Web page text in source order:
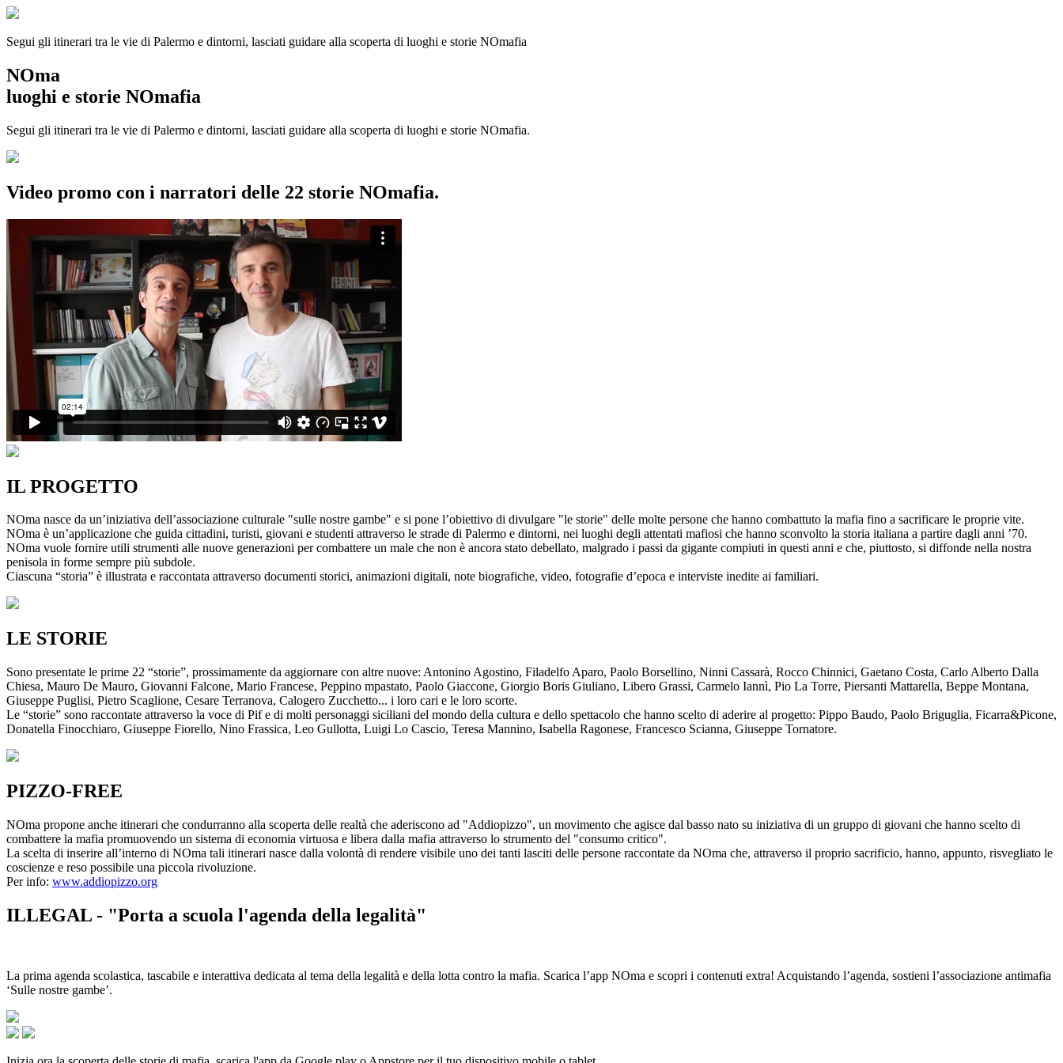
Segui gli itinerari tra le vie di Palermo e dintorni, lasciati guidare alla scoperta di luoghi e storie NOmafia
NOma
luoghi e storie NOmafia
Segui gli itinerari tra le vie di Palermo e dintorni, lasciati guidare alla scoperta di luoghi e storie NOmafia.
Video promo con i narratori delle 22 storie NOmafia.
IL PROGETTO
NOma nasce da un’iniziativa dell’associazione culturale "sulle nostre gambe" e si pone l’obiettivo di divulgare "le storie" delle molte persone che hanno combattuto la mafia fino a sacrificare le proprie vite.
NOma è un’applicazione che guida cittadini, turisti, giovani e studenti attraverso le strade di Palermo e dintorni, nei luoghi degli attentati mafiosi che hanno sconvolto la storia italiana a partire dagli anni ’70.
NOma vuole fornire utili strumenti alle nuove generazioni per combattere un male che non è ancora stato debellato, malgrado i passi da gigante compiuti in questi anni e che, piuttosto, si diffonde nella nostra
penisola in forme sempre più subdole.
Ciascuna “storia” è illustrata e raccontata attraverso documenti storici, animazioni digitali, note biografiche, video, fotografie d’epoca e interviste inedite ai familiari.
LE STORIE
Sono presentate le prime 22 “storie”, prossimamente da aggiornare con altre nuove: Antonino Agostino, Filadelfo Aparo, Paolo Borsellino, Ninni Cassarà, Rocco Chinnici, Gaetano Costa, Carlo Alberto Dalla
Chiesa, Mauro De Mauro, Giovanni Falcone, Mario Francese, Peppino mpastato, Paolo Giaccone, Giorgio Boris Giuliano, Libero Grassi, Carmelo Iannì, Pio La Torre, Piersanti Mattarella, Beppe Montana,
Giuseppe Puglisi, Pietro Scaglione, Cesare Terranova, Calogero Zucchetto... i loro cari e le loro scorte.
Le “storie” sono raccontate attraverso la voce di Pif e di molti personaggi siciliani del mondo della cultura e dello spettacolo che hanno scelto di aderire al progetto: Pippo Baudo, Paolo Briguglia, Ficarra&Picone,
Donatella Finocchiaro, Giuseppe Fiorello, Nino Frassica, Leo Gullotta, Luigi Lo Cascio, Teresa Mannino, Isabella Ragonese, Francesco Scianna, Giuseppe Tornatore.
PIZZO-FREE
NOma propone anche itinerari che condurranno alla scoperta delle realtà che aderiscono ad "Addiopizzo", un movimento che agisce dal basso nato su iniziativa di un gruppo di giovani che hanno scelto di
combattere la mafia promuovendo un sistema di economia virtuosa e libera dalla mafia attraverso lo strumento del "consumo critico".
La scelta di inserire all’interno di NOma tali itinerari nasce dalla volontà di rendere visibile uno dei tanti lasciti delle persone raccontate da NOma che, attraverso il proprio sacrificio, hanno, appunto, risvegliato le
coscienze e reso possibile una piccola rivoluzione.
Per info: www.addiopizzo.org
ILLEGAL - "Porta a scuola l'agenda della legalità"
La prima agenda scolastica, tascabile e interattiva dedicata al tema della legalità e della lotta contro la mafia. Scarica l’app NOma e scopri i contenuti extra! Acquistando l’agenda, sostieni l’associazione antimafia
‘Sulle nostre gambe’.